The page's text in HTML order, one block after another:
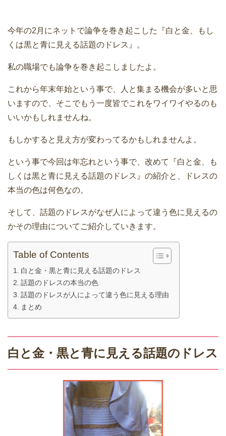
今年の2月にネットで論争を巻き起こした『白と金、もし
くは黒と青に見える話題のドレス』。
私の職場でも論争を巻き起こしましたよ。
これから年末年始という事で、人と集まる機会が多いと思
いますので、そこでもう一度皆でこれをワイワイやるのも
いいかもしれませんね。
もしかすると見え方が変わってるかもしれませんよ。
という事で今回は年忘れという事で、改めて『白と金、も
しくは黒と青に見える話題のドレス』の紹介と、ドレスの
本当の色は何色なの。
そして、話題のドレスがなぜ人によって違う色に見えるの
かその理由についてご紹介していきます。
Table of Contents
白と金・黒と青に見える話題のドレス
話題のドレスの本当の色
話題のドレスが人によって違う色に見える理由
まとめ
白と金・黒と青に見える話題のドレス